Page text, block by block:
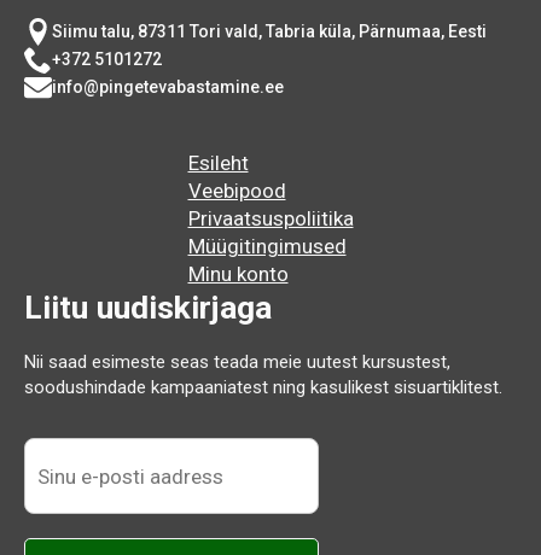
Siimu talu, 87311 Tori vald, Tabria küla, Pärnumaa, Eesti
+372 5101272
info@pingetevabastamine.ee
Esileht
Veebipood
Privaatsuspoliitika
Müügitingimused
Minu konto
Liitu uudiskirjaga
Nii saad esimeste seas teada meie uutest kursustest,
soodushindade kampaaniatest ning kasulikest sisuartiklitest.